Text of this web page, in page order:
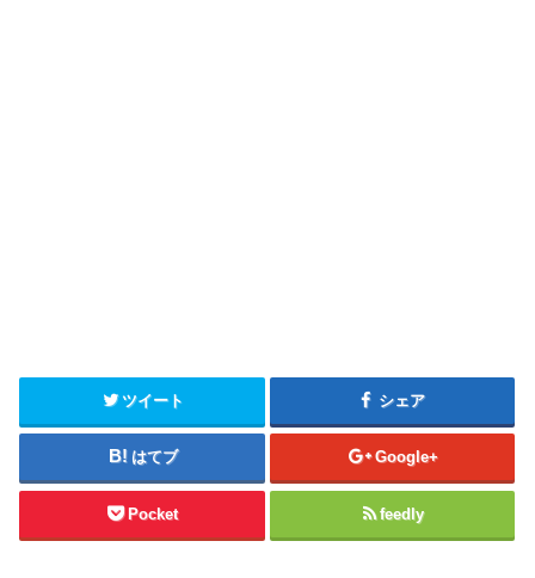
ツイート シェア
はてブ Google+
Pocket feedly